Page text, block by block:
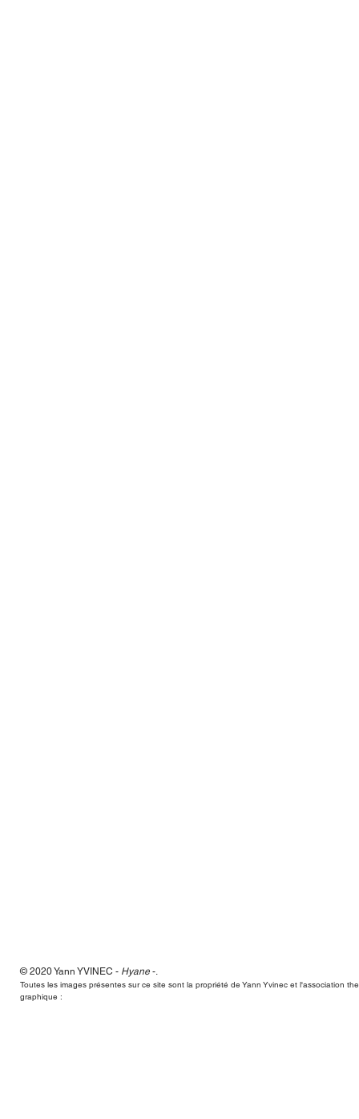
Hyane,Yann Yvinec,plasticien, sculpteur, toulouse, dessins,
© 2020 Yann YVINEC - Hyane -
Toutes les images présentes sur ce site sont la propriété de Yann Yvinec et l'association
graphique :